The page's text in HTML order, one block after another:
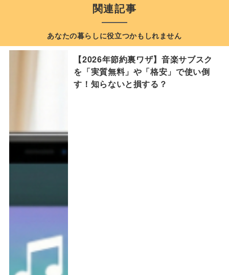
関連記事
あなたの暮らしに役立つかもしれません
【2026年節約裏ワザ】音楽サブスク
を「実質無料」や「格安」で使い倒
す！知らないと損する？